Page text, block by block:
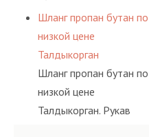
ацетилен) между
определенными
элементами системы.
линия для подачи
сжатого воздуха и
различных типов
сжиженного газа
(кислород, аргон, метан,
пропан, бутан,
Шланг пропан бутан по
низкой цене
Талдыкорган
Шланг пропан бутан по
низкой цене
Талдыкорган. Рукав